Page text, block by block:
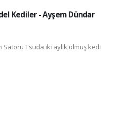
Kediler - Ayşem Dündar
Satoru Tsuda iki aylık olmuş kedi